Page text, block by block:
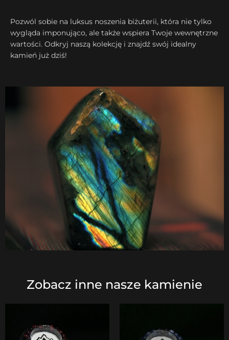
Pozwól sobie na luksus noszenia biżuterii, która nie tylko
wygląda imponująco, ale także wspiera Twoje wewnętrzne
wartości. Odkryj naszą kolekcję i znajdź swój idealny
kamień już dziś!
Zobacz inne nasze kamienie